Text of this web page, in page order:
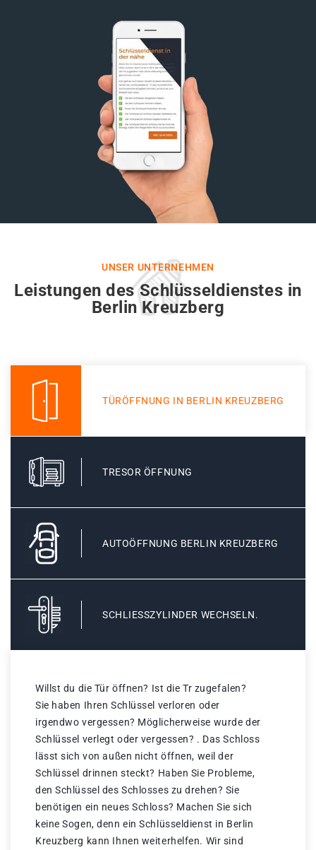
UNSER UNTERNEHMEN
Leistungen des Schlüsseldienstes in
Berlin Kreuzberg
TÜRÖFFNUNG IN BERLIN KREUZBERG
TRESOR ÖFFNUNG
AUTOÖFFNUNG BERLIN KREUZBERG
SCHLIESSZYLINDER WECHSELN.
Willst du die Tür öffnen? Ist die Tr zugefalen?
Sie haben Ihren Schlüssel verloren oder
irgendwo vergessen? Möglicherweise wurde der
Schlüssel verlegt oder vergessen? . Das Schloss
lässt sich von außen nicht öffnen, weil der
Schlüssel drinnen steckt? Haben Sie Probleme,
den Schlüssel des Schlosses zu drehen? Sie
benötigen ein neues Schloss? Machen Sie sich
keine Sogen, denn ein Schlüsseldienst in Berlin
Kreuzberg kann Ihnen weiterhelfen. Wir sind